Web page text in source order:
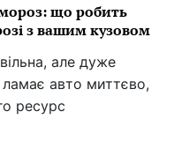
що робить
з вашим кузовом
але дуже
ламає авто миттєво,
ресурс